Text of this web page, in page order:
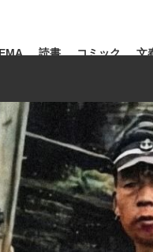
棋、読む将棋
読書 コミック 文
有紀
#松田聖子